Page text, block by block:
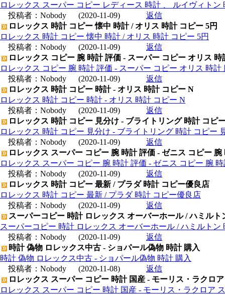
ロレックス スーパー コピー レディース 時計 、 ルイヴィト
投稿者： Nobody (2020-11-09)
返信
ロレックス 時計 コピー 懐中 時計 / オリス 時計 コピー 5円
ロレックス 時計 コピー 懐中 時計 / オリス 時計 コピー 5円
投稿者： Nobody (2020-11-09)
返信
ロレックス コピー 腕 時計 評価 - スーパー コピー オリス 時
ロレックス コピー 腕 時計 評価 - スーパー コピー オリス 時計
投稿者： Nobody (2020-11-09)
返信
ロレックス 時計 コピー 時計 - オリス 時計 コピー N
ロレックス 時計 コピー 時計 - オリス 時計 コピー N
投稿者： Nobody (2020-11-09)
返信
ロレックス 時計 コピー 見分け - ブライトリング 時計 コピ
ロレックス 時計 コピー 見分け - ブライトリング 時計 コピー
投稿者： Nobody (2020-11-09)
返信
ロレックス スーパー コピー 腕 時計 評価 - ゼニス コピー 腕
ロレックス スーパー コピー 腕 時計 評価 - ゼニス コピー 腕
投稿者： Nobody (2020-11-09)
返信
ロレックス 時計 コピー 最新 / プラダ 時計 コピー優良店
ロレックス 時計 コピー 最新 / プラダ 時計 コピー優良店
投稿者： Nobody (2020-11-09)
返信
スーパーコピー 時計 ロレックス オーバーホール / ハミル
スーパーコピー 時計 ロレックス オーバーホール / ハミルトン
投稿者： Nobody (2020-11-09)
返信
時計 偽物 ロレックス中古 - ショパール偽物 時計 購入
時計 偽物 ロレックス中古 - ショパール偽物 時計 購入
投稿者： Nobody (2020-11-08)
返信
ロレックス スーパー コピー 時計 国産 - モーリス・ラクロ
ロレックス スーパー コピー 時計 国産 - モーリス・ラクロア